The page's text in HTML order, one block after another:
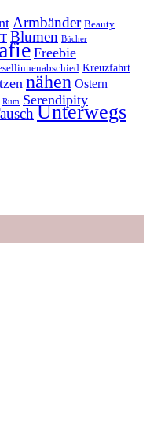
Armbänder Beauty
Blumen Bücher
Freebie
Kreuzfahrt
nähen Ostern
Rum Serendipity
Unterwegs